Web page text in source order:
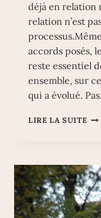
déjà en relation
relation n’est
accords posés,
reste essentiel
ensemble, sur
qui a évolué.
LIRE LA SUITE
ON